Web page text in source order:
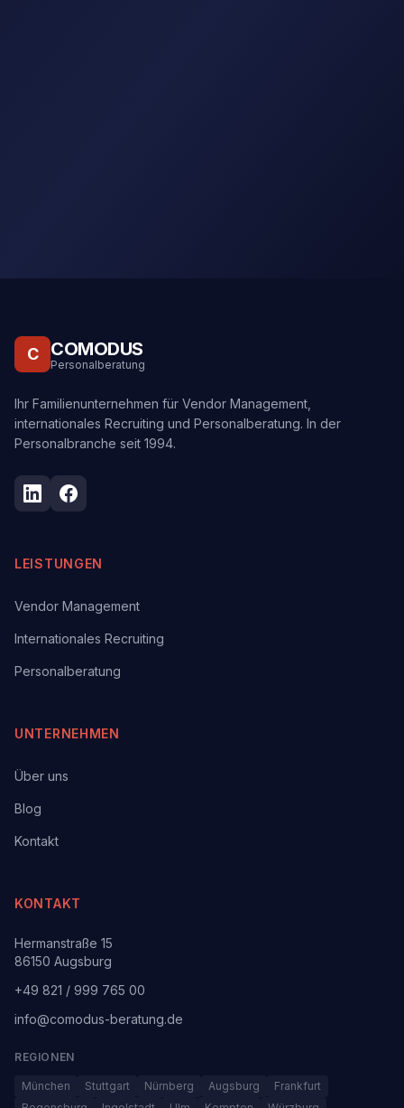
C COMODUS
Personalberatung
Ihr Familienunternehmen für Vendor Management,
internationales Recruiting und Personalberatung. In der
Personalbranche seit 1994.
LEISTUNGEN
Vendor Management
Internationales Recruiting
Personalberatung
UNTERNEHMEN
Über uns
Blog
Kontakt
KONTAKT
Hermanstraße 15
86150 Augsburg
+49 821 / 999 765 00
info@comodus-beratung.de
REGIONEN
München Stuttgart Nürnberg Augsburg
Frankfurt